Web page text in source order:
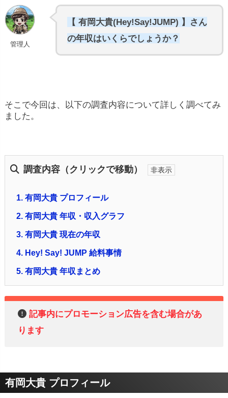
管理人
【 有岡大貴(Hey!Say!JUMP) 】さん
の年収はいくらでしょうか？
そこで今回は、以下の調査内容について詳しく調べてみ
ました。
調査内容（クリックで移動）
1. 有岡大貴 プロフィール
2. 有岡大貴 年収・収入グラフ
3. 有岡大貴 現在の年収
4. Hey! Say! JUMP 給料事情
5. 有岡大貴 年収まとめ
記事内にプロモーション広告を含む場合があ
ります
有岡大貴 プロフィール